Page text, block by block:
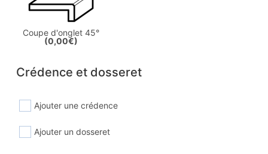
Coupe d'onglet 45°
(0,00€)
Crédence et dosseret
Ajouter une crédence
Ajouter un dosseret